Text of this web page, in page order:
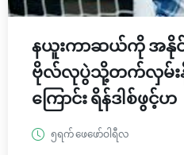
နယူးကာဆယ်ကို အနိုင်
ဗိုလ်လုပွဲသို့တက်လှမ်းနို
ကြောင်း ရိန်ဒါစ်ဖွင့်ဟ
၅ရက် ဖေဖော်ဝါရီလ